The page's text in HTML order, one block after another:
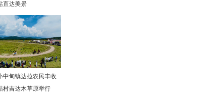
直达美景
中甸镇达拉农民丰收
村吉达木草原举行